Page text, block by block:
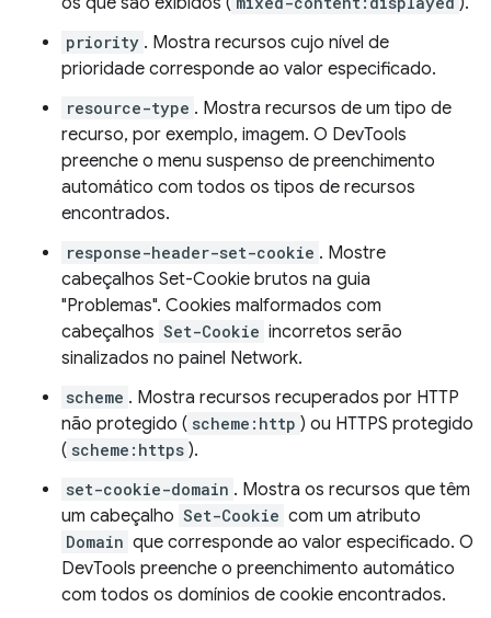
priority . Mostra recursos cujo nível de
prioridade corresponde ao valor especificado.
resource-type . Mostra recursos de um tipo de
recurso, por exemplo, imagem. O DevTools
preenche o menu suspenso de preenchimento
automático com todos os tipos de recursos
encontrados.
response-header-set-cookie . Mostre
cabeçalhos Set-Cookie brutos na guia
"Problemas". Cookies malformados com
cabeçalhos Set-Cookie incorretos serão
sinalizados no painel Network.
scheme . Mostra recursos recuperados por HTTP
não protegido ( scheme:http ) ou HTTPS protegido
( scheme:https ).
set-cookie-domain . Mostra os recursos que têm
um cabeçalho Set-Cookie com um atributo
Domain que corresponde ao valor especificado. O
DevTools preenche o preenchimento automático
com todos os domínios de cookie encontrados.